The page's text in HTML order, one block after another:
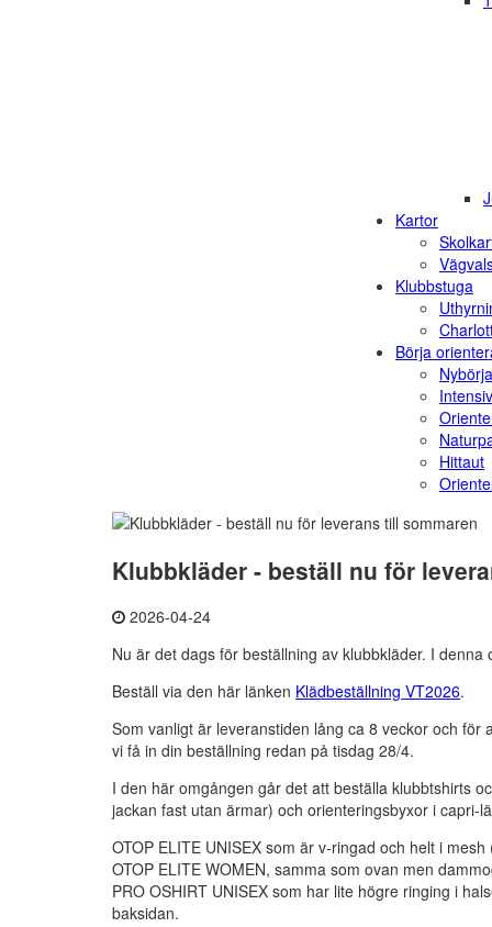
Kartor
Klubbstuga
Börja
Hittaut
Klubbkläder - beställ nu för
2026-04-24
Nu är det dags för beställning av klubbkläder. I
Beställ via den här länken Klädbeställning VT2026.
Som vanligt är leveranstiden lång ca 8 veckor och
vi få in din beställning redan på tisdag 28/4.
I den här omgången går det att beställa klubbtshirts
jackan fast utan ärmar) och orienteringsbyxor i capri-
OTOP ELITE UNISEX som är v-ringad och helt i mesh
OTOP ELITE WOMEN, samma som ovan men
PRO OSHIRT UNISEX som har lite högre ringing i
baksidan.